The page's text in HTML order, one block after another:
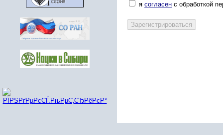
я согласен с обработкой